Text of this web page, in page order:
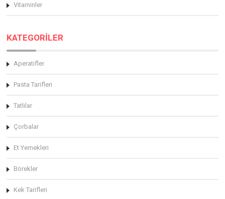
Vitaminler
KATEGORİLER
Aperatifler
Pasta Tarifleri
Tatlılar
Çorbalar
Et Yemekleri
Börekler
Kek Tarifleri